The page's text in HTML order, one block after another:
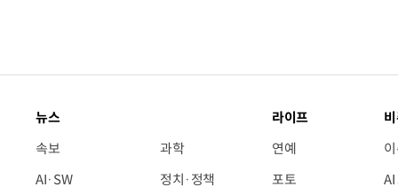
뉴스
속보
AI·SW
과학
정치·정책
라이프
연예
포토